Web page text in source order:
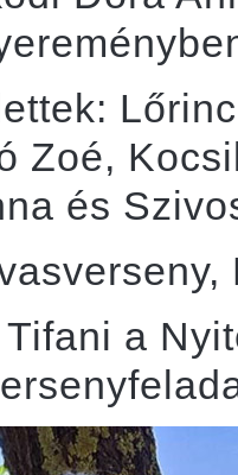
Zoé,
és
a